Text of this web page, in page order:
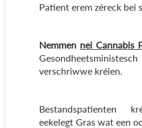
Patient erem zéreck bei
Nemmen nei Cannabis
verschriwwe kréien.
Bestandspatienten
eekelegt Gras wat een